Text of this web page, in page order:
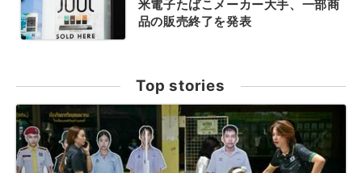
米電子たばこメーカー大手、一部商
品の販売終了を発表
Top stories